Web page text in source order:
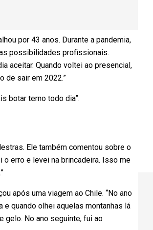
por 43 anos. Durante a pandemia,
possibilidades profissionais.
aceitar. Quando voltei ao presencial,
de sair em 2022.”
botar terno todo dia”.
Ele também comentou sobre o
o erro e levei na brincadeira. Isso me
após uma viagem ao Chile. “No ano
quando olhei aquelas montanhas lá
gelo. No ano seguinte, fui ao